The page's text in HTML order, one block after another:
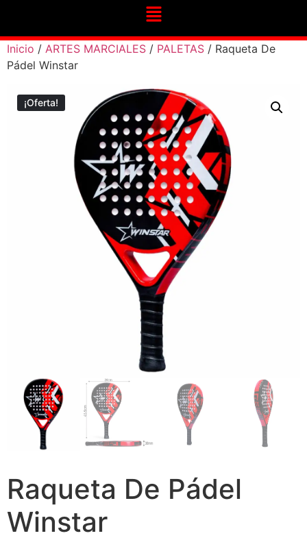
Inicio / ARTES MARCIALES / PALETAS / Raqueta De
Pádel Winstar
¡Oferta!
Raqueta De Pádel
Winstar